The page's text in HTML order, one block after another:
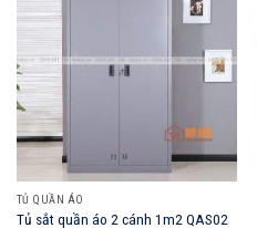
TỦ QUẦN ÁO
Tủ sắt quần áo 2 cánh 1m2 QAS02